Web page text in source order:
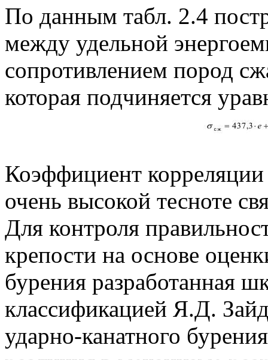
По данным табл. 2.4
между удельной
сопротивлением пород
которая подчиняется
Коэффициент корреляции
очень высокой тесноте
Для контроля
крепости на основе
бурения разработанная
классификацией Я.Д.
ударно-канатного